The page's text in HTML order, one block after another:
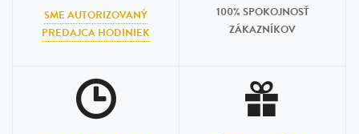
SME AUTORIZOVANÝ
PREDAJCA HODINIEK
100% SPOKOJNOSŤ
ZÁKAZNÍKOV